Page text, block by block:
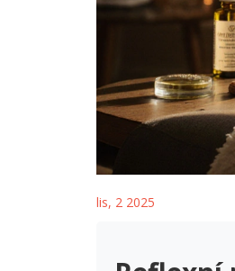
lis, 2 2025